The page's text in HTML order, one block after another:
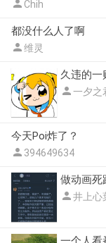
 Chih
都没什么人了啊
维灵
久违的一
一夕之
今天Poi炸了？
 394649634
做动画死
井上心